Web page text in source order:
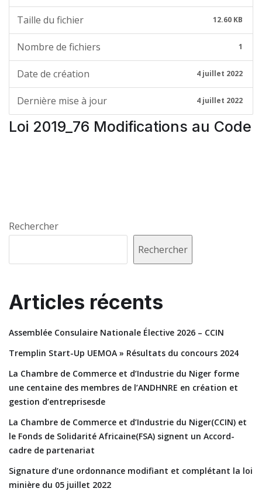
Taille du fichier 12.60 KB
Nombre de fichiers 1
Date de création 4 juillet 2022
Dernière mise à jour 4 juillet 2022
Loi 2019_76 Modifications au Code
Rechercher
Rechercher
Articles récents
Assemblée Consulaire Nationale Élective 2026 – CCIN
Tremplin Start-Up UEMOA » Résultats du concours 2024
La Chambre de Commerce et d’Industrie du Niger forme
une centaine des membres de l’ANDHNRE en création et
gestion d’entreprisesde
La Chambre de Commerce et d’Industrie du Niger(CCIN) et
le Fonds de Solidarité Africaine(FSA) signent un Accord-
cadre de partenariat
Signature d’une ordonnance modifiant et complétant la loi
minière du 05 juillet 2022